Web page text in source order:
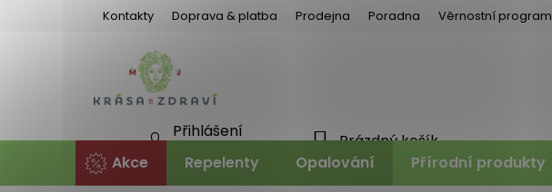
Kontakty Doprava & platba Prodejna Poradna Věrnostní program
KOŠÍK
Prázdný košík
Přihlášení
Akce Repelenty Opalování Přírodní produkty